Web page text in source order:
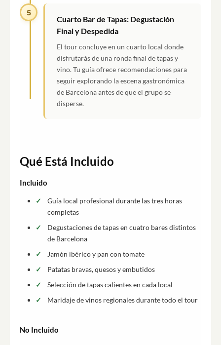
5
Cuarto Bar de Tapas: Degustación
Final y Despedida
El tour concluye en un cuarto local donde
disfrutarás de una ronda final de tapas y
vino. Tu guía ofrece recomendaciones para
seguir explorando la escena gastronómica
de Barcelona antes de que el grupo se
disperse.
Qué Está Incluido
Incluido
Guía local profesional durante las tres horas
completas
Degustaciones de tapas en cuatro bares distintos
de Barcelona
Jamón ibérico y pan con tomate
Patatas bravas, quesos y embutidos
Selección de tapas calientes en cada local
Maridaje de vinos regionales durante todo el tour
No Incluido